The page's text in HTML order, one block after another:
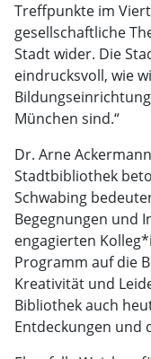
Treffpunkte im
gesellschaftliche
Stadt wider. Die
eindrucksvoll, wie
München sind.“
Dr. Arne
Stadtbibliothek
Schwabing
Begegnungen und
engagierten
Programm auf die
Kreativität und
Bibliothek auch
Entdeckungen und